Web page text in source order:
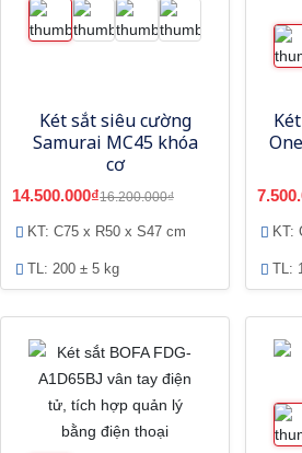
Két sắt siêu cường
Samurai MC45 khóa
cơ
14.500.000₫16.200.000₫
KT: C75 x R50 x S47 cm
TL: 200 ± 5 kg
KT:
TL: